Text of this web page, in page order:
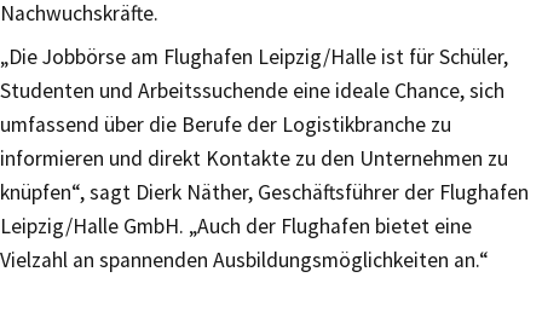
Nachwuchskräfte.
„Die Jobbörse am Flughafen Leipzig/Halle ist für Schüler,
Studenten und Arbeitssuchende eine ideale Chance, sich
umfassend über die Berufe der Logistikbranche zu
informieren und direkt Kontakte zu den Unternehmen zu
knüpfen“, sagt Dierk Näther, Geschäftsführer der Flughafen
Leipzig/Halle GmbH. „Auch der Flughafen bietet eine
Vielzahl an spannenden Ausbildungsmöglichkeiten an.“